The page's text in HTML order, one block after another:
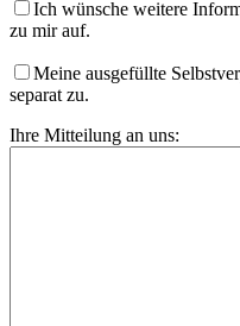
Ich wünsche weitere
zu mir auf.
Meine ausgefüllte
separat zu.
Ihre Mitteilung an uns: